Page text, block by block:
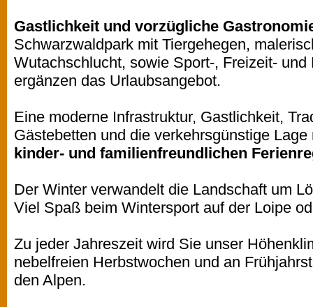
Gastlichkeit und vorzügliche
Schwarzwaldpark mit Tiergehegen,
Wutachschlucht, sowie Sport-, Freizeit-
ergänzen das Urlaubsangebot.
Eine moderne Infrastruktur, Gastlichkeit,
Gästebetten und die verkehrsgünstige
kinder- und familienfreundlichen
Der Winter verwandelt die Landschaft um
Viel Spaß beim Wintersport auf der Loipe
Zu jeder Jahreszeit wird Sie unser
nebelfreien Herbstwochen und an
den Alpen.